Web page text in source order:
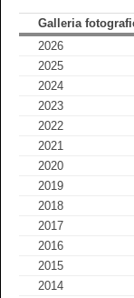
Galleria
2026
2025
2024
2023
2022
2021
2020
2019
2018
2017
2016
2015
2014